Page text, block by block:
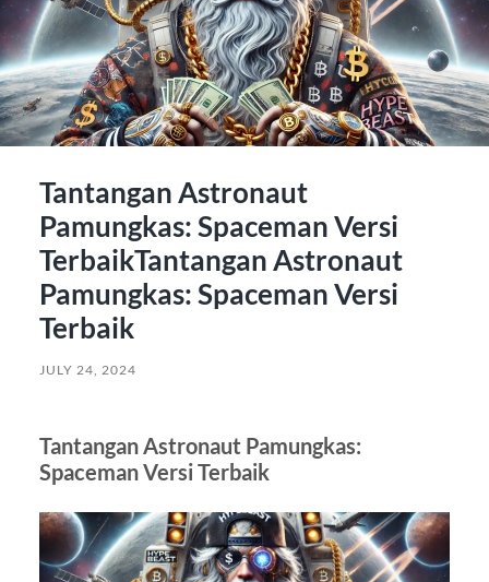
Tantangan Astronaut
Pamungkas: Spaceman Versi
TerbaikTantangan Astronaut
Pamungkas: Spaceman Versi
Terbaik
JULY 24, 2024
Tantangan Astronaut Pamungkas:
Spaceman Versi Terbaik